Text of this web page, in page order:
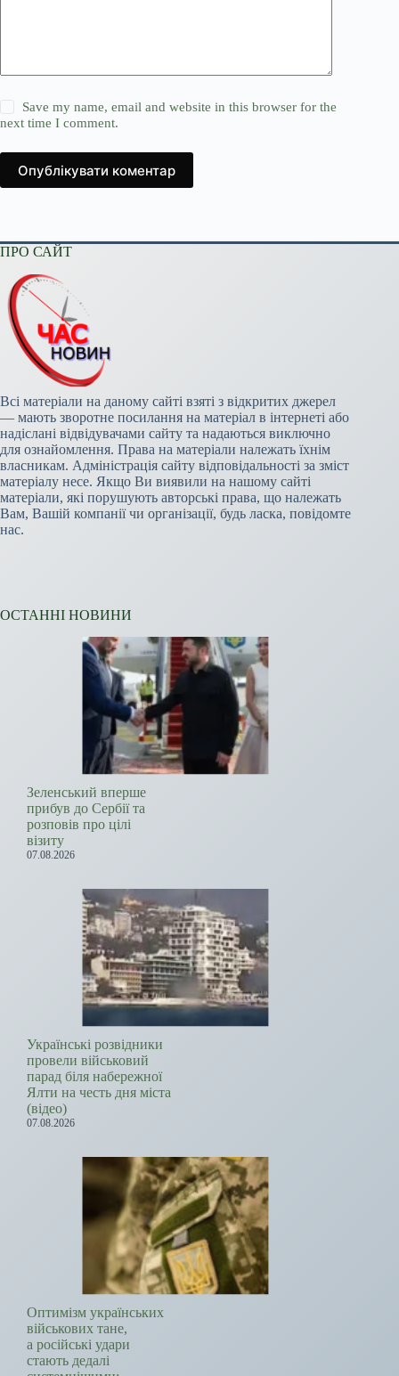
Save my name, email and website in this browser for the
next time I comment.
Опублікувати коментар
ПРО САЙТ
Всі матеріали на даному сайті взяті з відкритих джерел
— мають зворотне посилання на матеріал в інтернеті або
надіслані відвідувачами сайту та надаються виключно
для ознайомлення. Права на матеріали належать їхнім
власникам. Адміністрація сайту відповідальності за зміст
матеріалу несе. Якщо Ви виявили на нашому сайті
матеріали, які порушують авторські права, що належать
Вам, Вашій компанії чи організації, будь ласка, повідомте
нас.
ОСТАННІ НОВИНИ
Зеленський вперше
прибув до Сербії та
розповів про цілі
візиту
07.08.2026
Українські розвідники
провели військовий
парад біля набережної
Ялти на честь дня міста
(відео)
07.08.2026
Оптимізм українських
військових тане,
а російські удари
стають дедалі